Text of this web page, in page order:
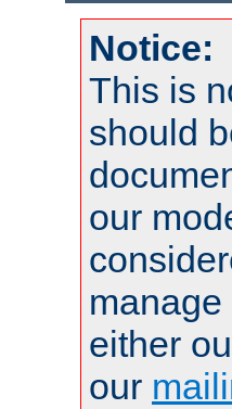
Notice:
This is
should
our
either
our